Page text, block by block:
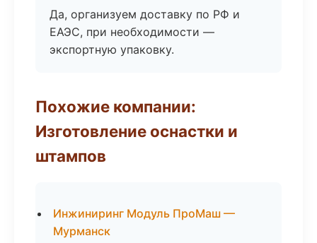
Да, организуем доставку по РФ и
ЕАЭС, при необходимости —
экспортную упаковку.
Похожие компании:
Изготовление оснастки и
штампов
Инжиниринг Модуль ПроМаш —
Мурманск